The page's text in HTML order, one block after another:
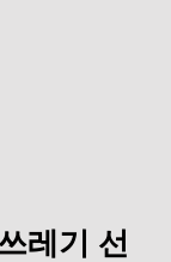
레기 선